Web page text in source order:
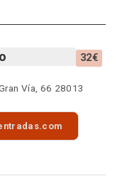
32€
Vía, 66 28013